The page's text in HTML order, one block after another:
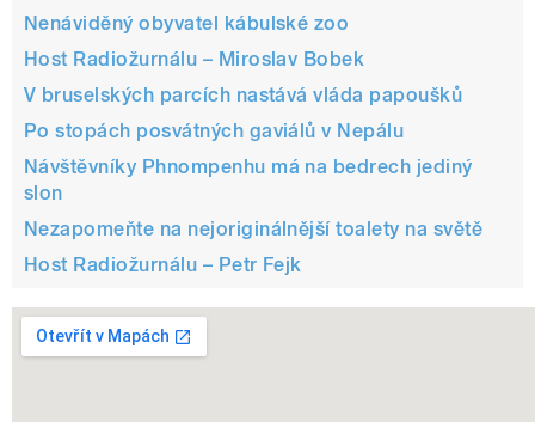
pause
Nenáviděný obyvatel kábulské zoo
Host Radiožurnálu – Miroslav Bobek
V bruselských parcích nastává vláda papoušků
Po stopách posvátných gaviálů v Nepálu
Návštěvníky Phnompenhu má na bedrech jediný
slon
Nezapomeňte na nejoriginálnější toalety na světě
Host Radiožurnálu – Petr Fejk